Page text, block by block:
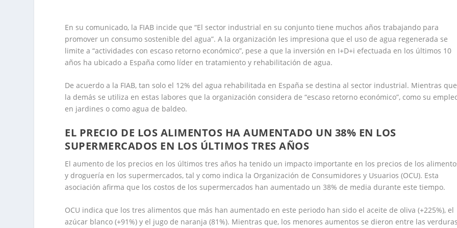
En su comunicado, la FIAB incide que “El sector industrial en su conjunto tiene muchos años trabajando para
promover un consumo sostenible del agua”. A la organización les impresiona que el uso de agua regenerada se
limite a “actividades con escaso retorno económico”, pese a que la inversión en I+D+i efectuada en los últimos 10
años ha ubicado a España como líder en tratamiento y rehabilitación de agua.
De acuerdo a la FIAB, tan solo el 12% del agua rehabilitada en España se destina al sector industrial. Mientras
la demás se utiliza en estas labores que la organización considera de “escaso retorno económico”, como su
en jardines o como agua de baldeo.
EL PRECIO DE LOS ALIMENTOS HA AUMENTADO UN 38% EN LOS
SUPERMERCADOS EN LOS ÚLTIMOS TRES AÑOS
El aumento de los precios en los últimos tres años ha tenido un impacto importante en los precios de los
y droguería en los supermercados, tal y como indica la Organización de Consumidores y Usuarios (OCU). Esta
asociación afirma que los costos de los supermercados han aumentado un 38% de media durante este tiempo.
OCU indica que los tres alimentos que más han aumentado en este periodo han sido el aceite de oliva (+225%), el
azúcar blanco (+91%) y el jugo de naranja (81%). Mientras que, los menores aumentos se dieron entre las verduras